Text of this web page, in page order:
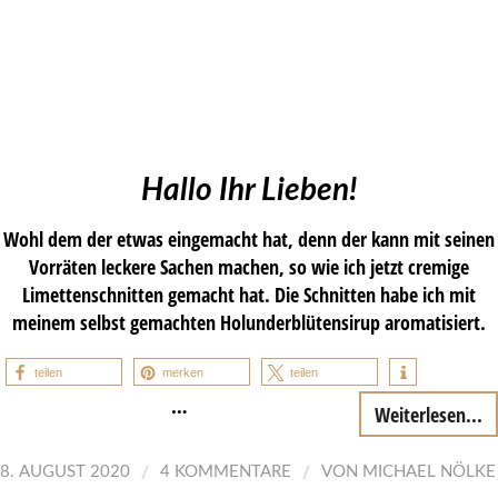
Hallo Ihr Lieben!
Wohl dem der etwas eingemacht hat, denn der kann mit seinen
Vorräten leckere Sachen machen, so wie ich jetzt cremige
Limettenschnitten gemacht hat. Die Schnitten habe ich mit
meinem selbst gemachten Holunderblütensirup aromatisiert.
teilen merken teilen
… Weiterlesen...
8. AUGUST 2020 / 4 KOMMENTARE / VON MICHAEL NÖLKE